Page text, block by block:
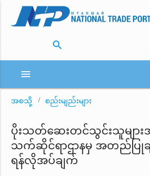
search
menu
အစသို့ စည်းမျည်းများ
ပိုးသတ်ဆေးတင်သွင်းသူမျာ
သက်ဆိုင်ရာဌာနမှ အတည်ပြု
ရန်လိုအပ်ချက်